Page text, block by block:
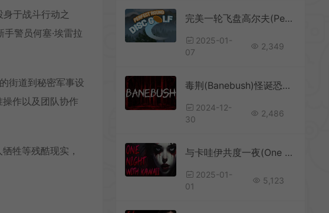
于战斗行动之
警员何塞·埃雷拉
街道到秘密军事设
作以及团队协作
牲等残酷现实，
完美一轮飞盘高尔夫(Perfect Round Disc Golf)体育模拟游戏
2025-01-
07
2,349
毒荆(Banebush)怪诞恐怖故事游戏
2024-12-
30
2,486
与卡哇伊共度一夜(One Night With Kawaii)恐怖生存逃脱游戏
2025-01-
01
5,123